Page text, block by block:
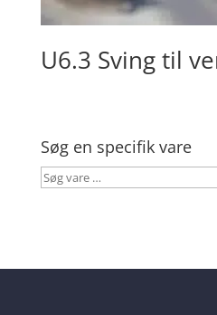
U6.3 Sving til
Søg en specifik vare
Søg